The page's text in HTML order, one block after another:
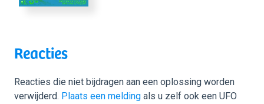
Reacties
Reacties die niet bijdragen aan een oplossing worden
verwijderd. Plaats een melding als u zelf ook een UFO